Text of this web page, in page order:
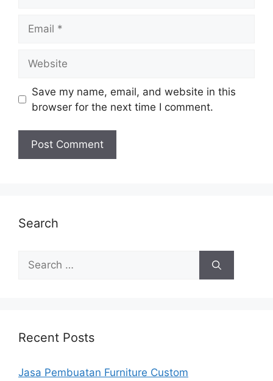
Save my name, email, and website in this
browser for the next time I comment.
Search
Search
for:
Recent Posts
Jasa Pembuatan Furniture Custom